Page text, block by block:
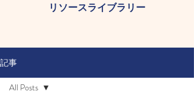
​リソースライブラリー
記事
All Posts